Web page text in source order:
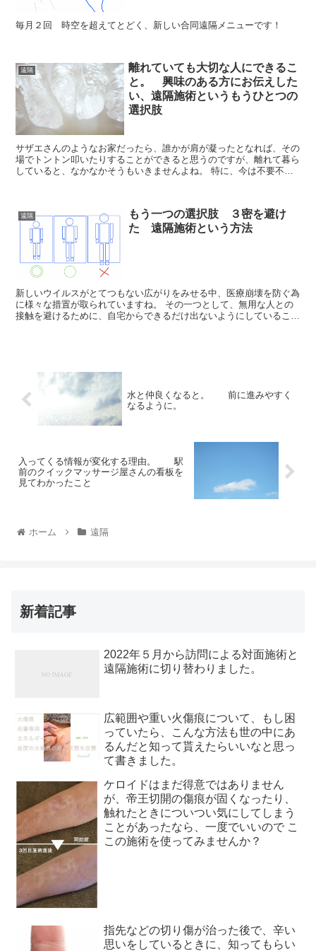
毎月２回 時空を超えてとどく、新しい合同遠隔メニューです！
遠隔
離れていても大切な人にできるこ
と。 興味のある方にお伝えした
い、遠隔施術というもうひとつの
選択肢
サザエさんのようなお家だったら、誰かが肩が凝ったとなれば、その
場でトントン叩いたりすることができると思うのですが、離れて暮ら
していると、なかなかそうもいきませんよね。 特に、今は不要不急
遠隔
もう一つの選択肢 ３密を避け
た 遠隔施術という方法
新しいウイルスがとてつもない広がりをみせる中、医療崩壊を防ぐ為
に様々な措置が取られていますね。 その一つとして、無用な人との
接触を避けるために、自宅からできるだけ出ないようにしていること
水と仲良くなると。 前に進みやすく
なるように。
入ってくる情報が変化する理由。 駅
前のクイックマッサージ屋さんの看板を
見てわかったこと
ホーム 遠隔
新着記事
2022年５月から訪問による対面施術と
遠隔施術に切り替わりました。
広範囲や重い火傷痕について、もし困
っていたら、こんな方法も世の中にあ
るんだと知って貰えたらいいなと思っ
て書きました。
ケロイドはまだ得意ではありません
が、帝王切開の傷痕が固くなったり、
触れたときについつい気にしてしまう
ことがあったなら、一度でいいので こ
この施術を使ってみませんか？
指先などの切り傷が治った後で、辛い
思いをしているときに、知ってもらい